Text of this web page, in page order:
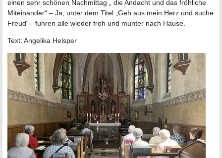
einen sehr schönen Nachmittag „ die Andacht und das fröhliche
Miteinander“ – Ja, unter dem Titel „Geh aus mein Herz und suche
Freud“- fuhren alle wieder froh und munter nach Hause.
Text: Angelika Helsper